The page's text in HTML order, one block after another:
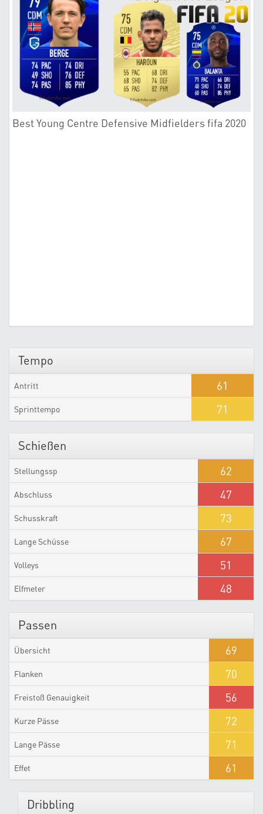
Best Young Centre Defensive Midfielders fifa 2020
Tempo
Antritt 61
Sprinttempo 71
Schießen
Stellungssp 62
Abschluss 47
Schusskraft 73
Lange Schüsse 67
Volleys 51
Elfmeter 48
Passen
Übersicht 69
Flanken 70
Freistoß Genauigkeit 56
Kurze Pässe 72
Lange Pässe 71
Effet 61
Dribbling